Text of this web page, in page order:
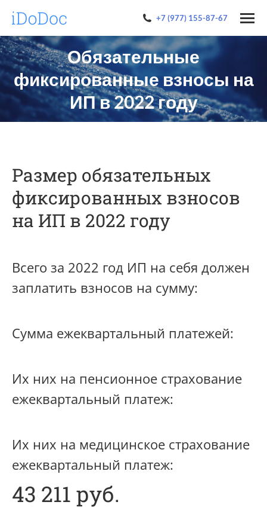
+7 (977) 155-87-67
Обязательные
фиксированные взносы на
ИП в 2022 году
Размер обязательных
фиксированных взносов
на ИП в 2022 году
Всего за 2022 год ИП на себя должен
заплатить взносов на сумму:
Сумма ежеквартальный платежей:
Их них на пенсионное страхование
ежеквартальный платеж:
Их них на медицинское страхование
ежеквартальный платеж:
43 211 руб.